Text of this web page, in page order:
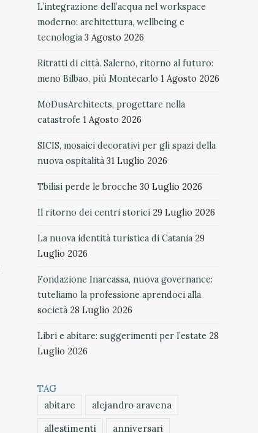
L’integrazione dell’acqua nel workspace
moderno: architettura, wellbeing e
tecnologia 3 Agosto 2026
Ritratti di città. Salerno, ritorno al futuro:
meno Bilbao, più Montecarlo 1 Agosto 2026
MoDusArchitects, progettare nella
catastrofe 1 Agosto 2026
SICIS, mosaici decorativi per gli spazi della
nuova ospitalità 31 Luglio 2026
Tbilisi perde le brocche 30 Luglio 2026
Il ritorno dei centri storici 29 Luglio 2026
La nuova identità turistica di Catania 29
Luglio 2026
Fondazione Inarcassa, nuova governance:
tuteliamo la professione aprendoci alla
società 28 Luglio 2026
Libri e abitare: suggerimenti per l’estate 28
Luglio 2026
TAG
abitare
alejandro aravena
allestimenti
anniversari